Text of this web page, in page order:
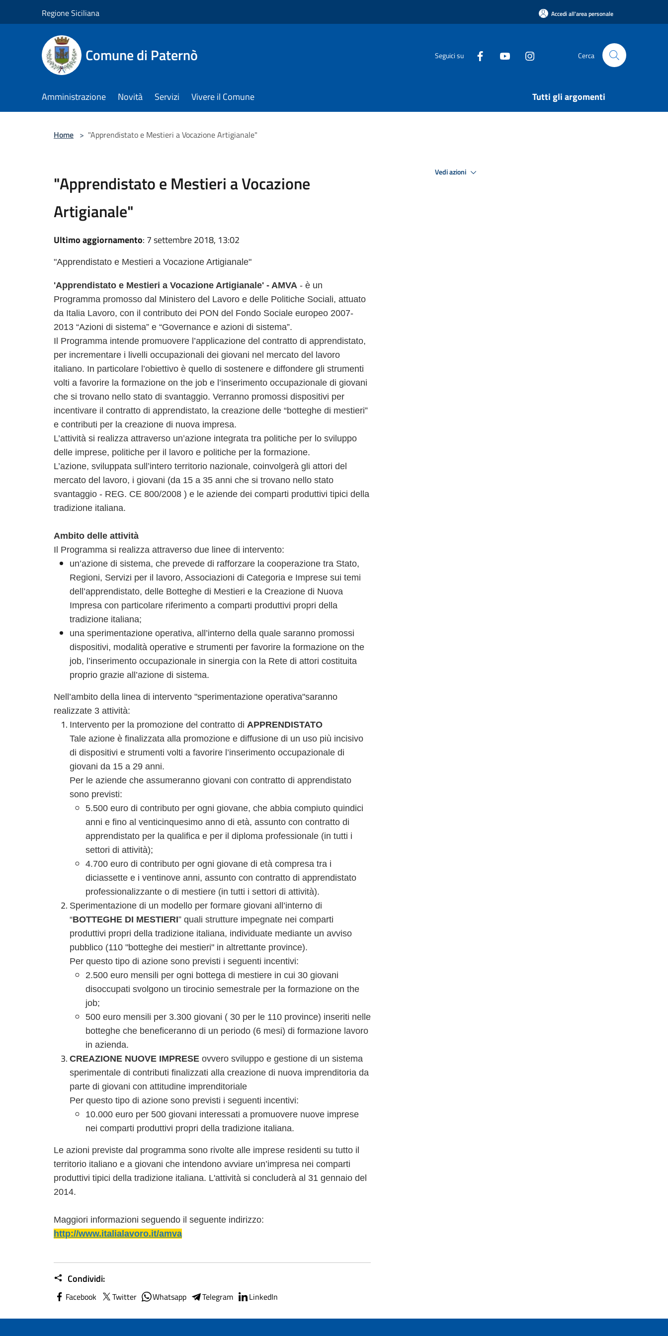
Regione Siciliana Accedi all'area personale
Comune di Paternò Seguici su Cerca
Amministrazione Novità Servizi Vivere il Comune Tutti gli argomenti
Home > "Apprendistato e Mestieri a Vocazione Artigianale"
"Apprendistato e Mestieri a Vocazione
Artigianale"
Ultimo aggiornamento: 7 settembre 2018, 13:02
"Apprendistato e Mestieri a Vocazione Artigianale"
'Apprendistato e Mestieri a Vocazione Artigianale' - AMVA - è un
Programma promosso dal Ministero del Lavoro e delle Politiche Sociali, attuato
da Italia Lavoro, con il contributo dei PON del Fondo Sociale europeo 2007-
2013 “Azioni di sistema” e “Governance e azioni di sistema”.
Il Programma intende promuovere l’applicazione del contratto di apprendistato,
per incrementare i livelli occupazionali dei giovani nel mercato del lavoro
italiano. In particolare l’obiettivo è quello di sostenere e diffondere gli strumenti
volti a favorire la formazione on the job e l’inserimento occupazionale di giovani
che si trovano nello stato di svantaggio. Verranno promossi dispositivi per
incentivare il contratto di apprendistato, la creazione delle “botteghe di mestieri”
e contributi per la creazione di nuova impresa.
L’attività si realizza attraverso un’azione integrata tra politiche per lo sviluppo
delle imprese, politiche per il lavoro e politiche per la formazione.
L’azione, sviluppata sull’intero territorio nazionale, coinvolgerà gli attori del
mercato del lavoro, i giovani (da 15 a 35 anni che si trovano nello stato
svantaggio - REG. CE 800/2008 ) e le aziende dei comparti produttivi tipici della
tradizione italiana.
Ambito delle attività
Il Programma si realizza attraverso due linee di intervento:
un’azione di sistema, che prevede di rafforzare la cooperazione tra Stato,
Regioni, Servizi per il lavoro, Associazioni di Categoria e Imprese sui temi
dell’apprendistato, delle Botteghe di Mestieri e la Creazione di Nuova
Impresa con particolare riferimento a comparti produttivi propri della
tradizione italiana;
una sperimentazione operativa, all’interno della quale saranno promossi
dispositivi, modalità operative e strumenti per favorire la formazione on the
job, l’inserimento occupazionale in sinergia con la Rete di attori costituita
proprio grazie all’azione di sistema.
Nell’ambito della linea di intervento "sperimentazione operativa"saranno
realizzate 3 attività:
Intervento per la promozione del contratto di APPRENDISTATO
Tale azione è finalizzata alla promozione e diffusione di un uso più incisivo
di dispositivi e strumenti volti a favorire l’inserimento occupazionale di
giovani da 15 a 29 anni.
Per le aziende che assumeranno giovani con contratto di apprendistato
sono previsti:
5.500 euro di contributo per ogni giovane, che abbia compiuto quindici
anni e fino al venticinquesimo anno di età, assunto con contratto di
apprendistato per la qualifica e per il diploma professionale (in tutti i
settori di attività);
4.700 euro di contributo per ogni giovane di età compresa tra i
diciassette e i ventinove anni, assunto con contratto di apprendistato
professionalizzante o di mestiere (in tutti i settori di attività).
Sperimentazione di un modello per formare giovani all’interno di
“BOTTEGHE DI MESTIERI” quali strutture impegnate nei comparti
produttivi propri della tradizione italiana, individuate mediante un avviso
pubblico (110 "botteghe dei mestieri" in altrettante province).
Per questo tipo di azione sono previsti i seguenti incentivi:
2.500 euro mensili per ogni bottega di mestiere in cui 30 giovani
disoccupati svolgono un tirocinio semestrale per la formazione on the
job;
500 euro mensili per 3.300 giovani ( 30 per le 110 province) inseriti nelle
botteghe che beneficeranno di un periodo (6 mesi) di formazione lavoro
in azienda.
CREAZIONE NUOVE IMPRESE ovvero sviluppo e gestione di un sistema
sperimentale di contributi finalizzati alla creazione di nuova imprenditoria da
parte di giovani con attitudine imprenditoriale
Per questo tipo di azione sono previsti i seguenti incentivi:
10.000 euro per 500 giovani interessati a promuovere nuove imprese
nei comparti produttivi propri della tradizione italiana.
Le azioni previste dal programma sono rivolte alle imprese residenti su tutto il
territorio italiano e a giovani che intendono avviare un’impresa nei comparti
produttivi tipici della tradizione italiana. L'attività si concluderà al 31 gennaio del
2014.
Maggiori informazioni seguendo il seguente indirizzo:
http://www.italialavoro.it/amva
Condividi:
Facebook Twitter Whatsapp Telegram LinkedIn
Vedi azioni